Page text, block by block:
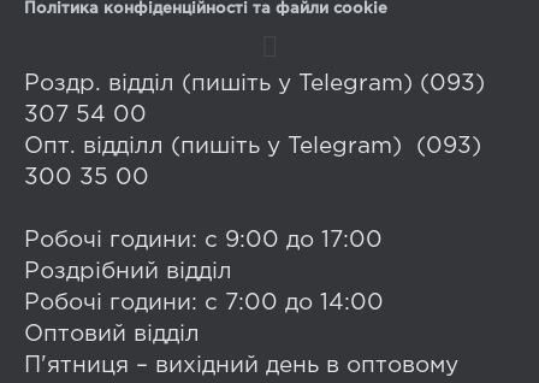
Політика конфіденційності та файли cookie
Роздр. відділ (пишіть у Telegram) (093)
307 54 00
Опт. відділл (пишіть у Telegram) (093)
300 35 00
Робочі години: с 9:00 до 17:00
Роздрібний відділ
Робочі години: с 7:00 до 14:00
Оптовий відділ
П'ятниця – вихідний день в оптовому